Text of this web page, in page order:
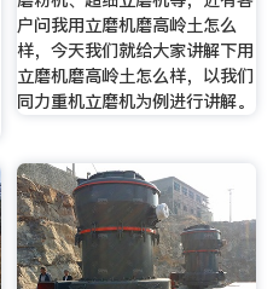
户问我用立磨机磨高岭土怎么
样，今天我们就给大家讲解下用
立磨机磨高岭土怎么样，以我们
同力重机立磨机为例进行讲解。